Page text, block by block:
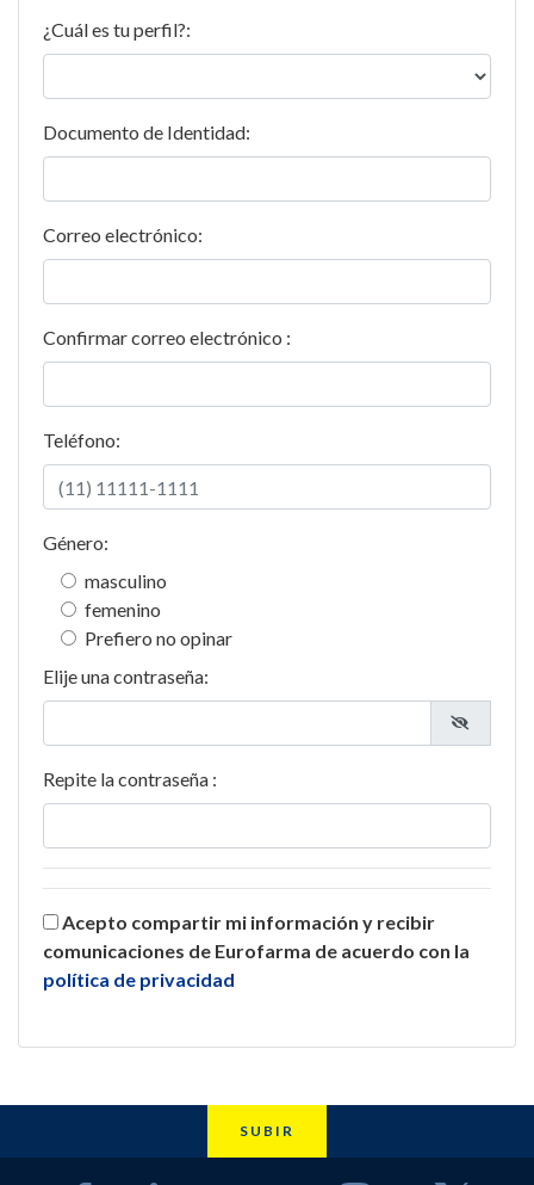
¿Cuál es tu perfil?:
Documento de Identidad:
Correo electrónico:
Confirmar correo electrónico :
Teléfono:
Género:
masculino
femenino
Prefiero no opinar
Elije una contraseña:
Repite la contraseña :
Acepto compartir mi información y recibir
comunicaciones de Eurofarma de acuerdo con la
política de privacidad
SUBIR